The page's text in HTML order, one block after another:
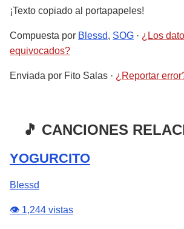
¡Texto copiado al portapapeles!
Compuesta por Blessd, SOG · ¿Los
equivocados?
Enviada por Fito Salas · ¿Reportar
🎵 CANCIONES
YOGURCITO
Blessd
👁️ 1,244 vistas